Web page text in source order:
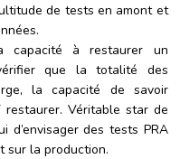
de tests en amont et
capacité à restaurer un
que la totalité des
la capacité de savoir
restaurer. Véritable star de
d’envisager des tests PRA
sur la production.